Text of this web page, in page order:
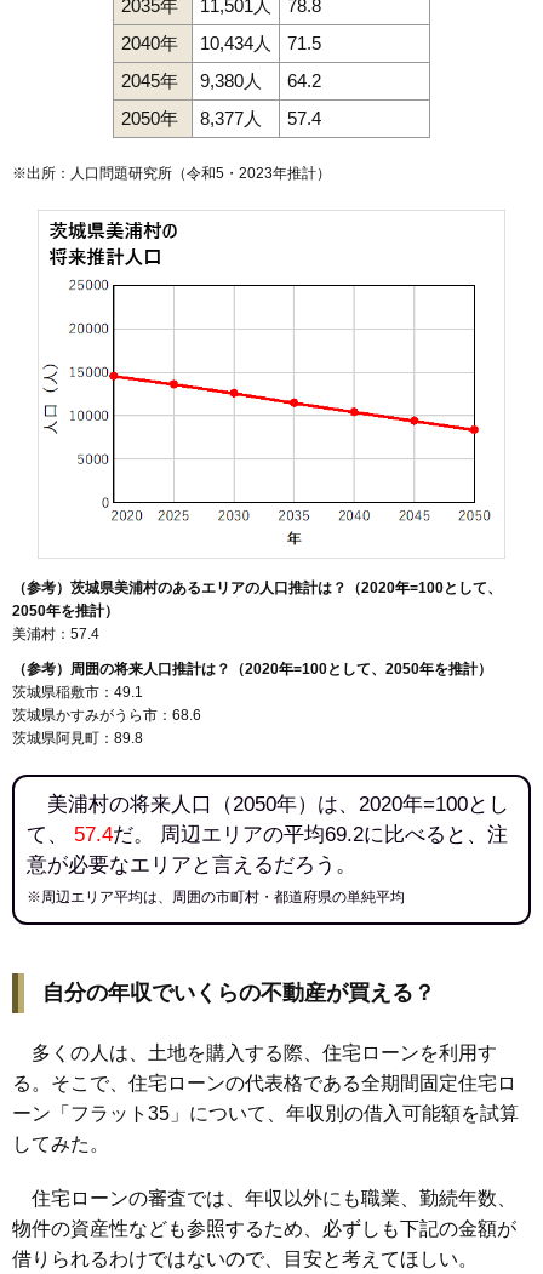
2035年
11,501人
78.8
2040年
10,434人
71.5
2045年
9,380人
64.2
2050年
8,377人 57.4
※出所：人口問題研究所（令和5・2023年推計）
（参考）茨城県美浦村のあるエリアの人口推計は？（2020年=100として、
2050年を推計）
美浦村：57.4
（参考）周囲の将来人口推計は？（2020年=100として、2050年を推計）
茨城県稲敷市：49.1
茨城県かすみがうら市：68.6
茨城県阿見町：89.8
美浦村の将来人口（2050年）は、2020年=100とし
て、 57.4だ。 周辺エリアの平均69.2に比べると、注
意が必要なエリアと言えるだろう。
※周辺エリア平均は、周囲の市町村・都道府県の単純平均
自分の年収でいくらの不動産が買える？
多くの人は、土地を購入する際、住宅ローンを利用す
る。そこで、住宅ローンの代表格である全期間固定住宅ロ
ーン「フラット35」について、年収別の借入可能額を試算
してみた。
住宅ローンの審査では、年収以外にも職業、勤続年数、
物件の資産性なども参照するため、必ずしも下記の金額が
借りられるわけではないので、目安と考えてほしい。